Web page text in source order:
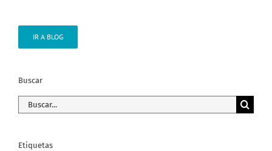
IR A BLOG
Buscar
Buscar:
Etiquetas